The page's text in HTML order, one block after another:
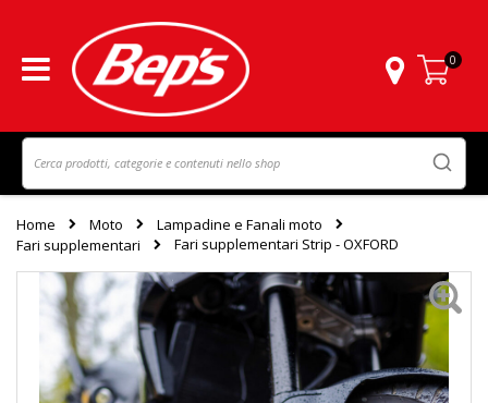
Carrello
0
Home Moto
Lampadine e Fanali moto
Fari supplementari
Fari supplementari Strip - OXFORD